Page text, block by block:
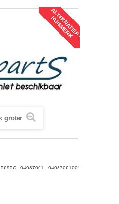
A
L
T
E
R
N
A
T
I
E
F
/
H
U
I
S
M
E
R
K
groter
- 04037061 - 04037061001 -